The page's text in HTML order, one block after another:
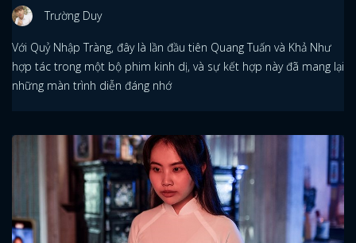
Trường Duy
Với Quỷ Nhập Tràng, đây là lần đầu tiên Quang Tuấn và Khả Như
hợp tác trong một bộ phim kinh dị, và sự kết hợp này đã mang lại
những màn trình diễn đáng nhớ